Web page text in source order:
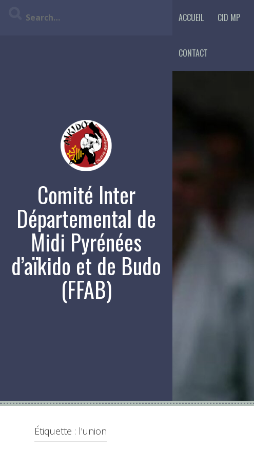
ACCUEIL CID MP
CONTACT
Comité Inter
Départemental de
Midi Pyrénées
d’aïkido et de Budo
(FFAB)
Étiquette : l'union